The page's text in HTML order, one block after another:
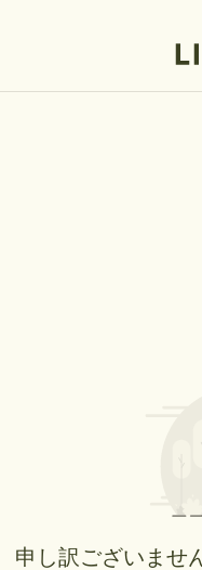
申し訳ございませ